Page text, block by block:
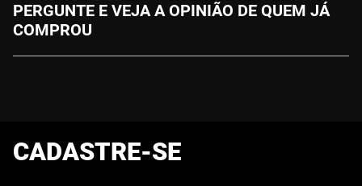
PERGUNTE E VEJA A OPINIÃO DE QUEM JÁ
COMPROU
CADASTRE-SE